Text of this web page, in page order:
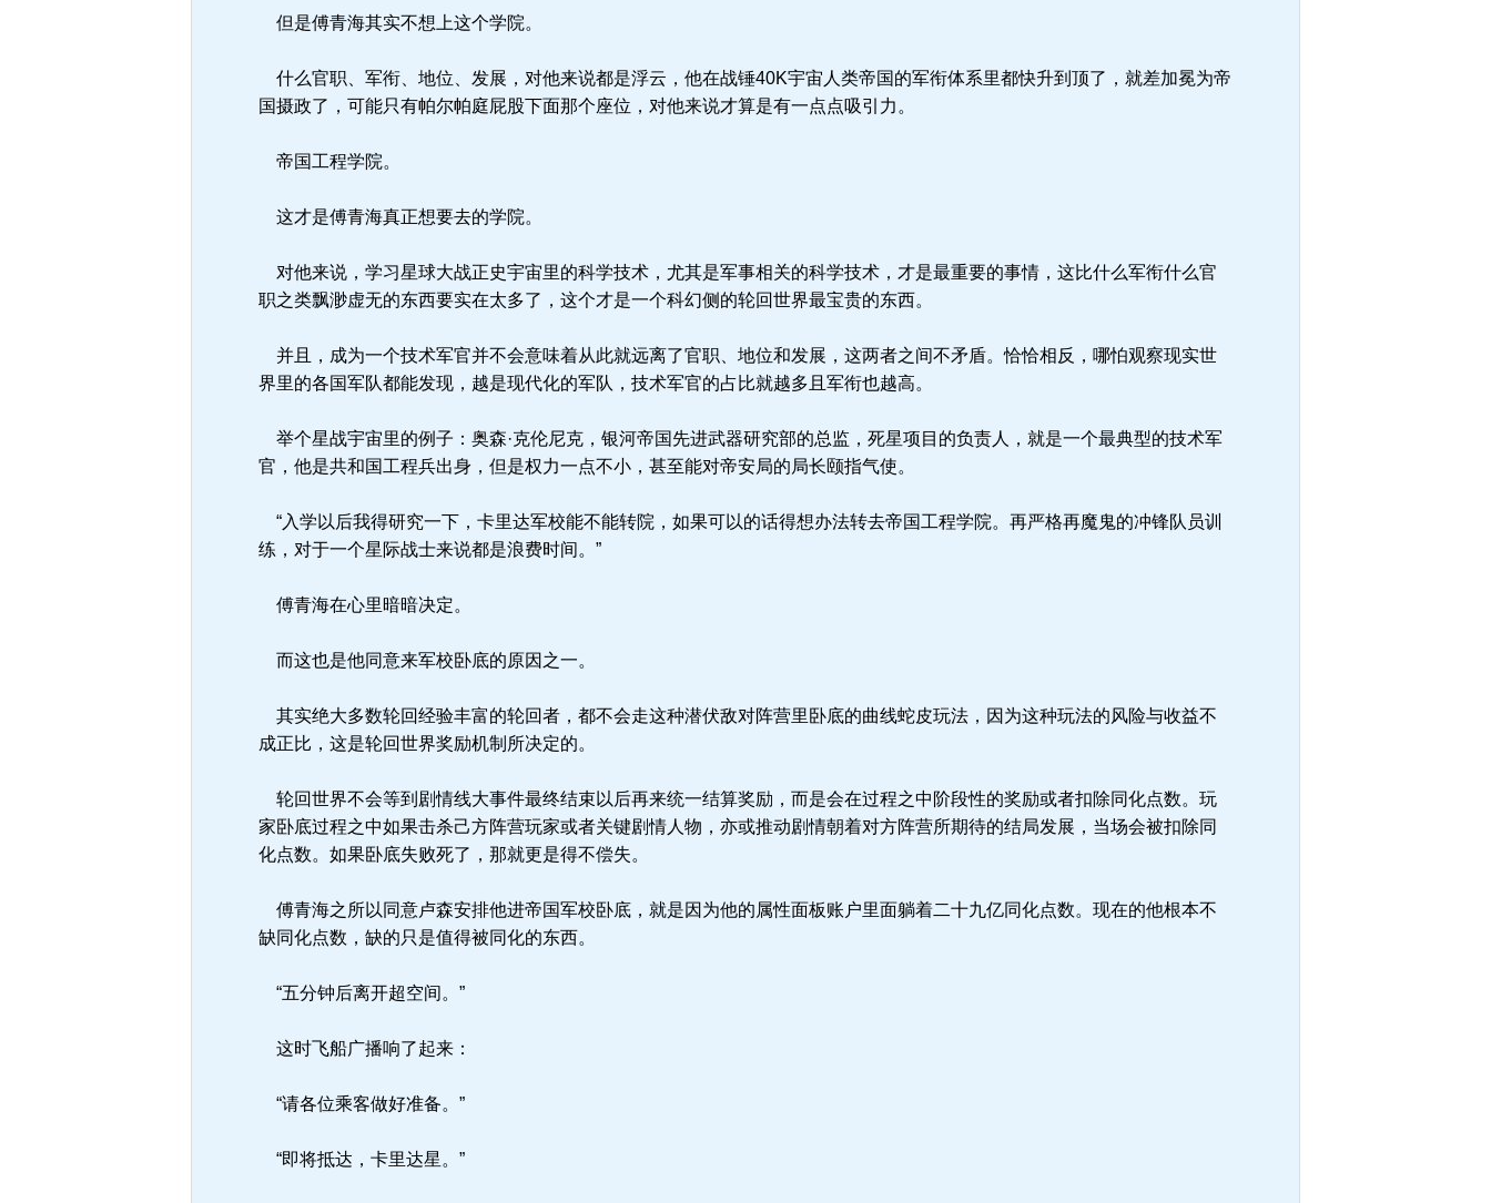
但是傅青海其实不想上这个学院。
什么官职、军衔、地位、发展，对他来说都是浮云，他在战锤40K宇宙人类帝国的军衔体系里都快升到顶了，就差加冕为帝
国摄政了，可能只有帕尔帕庭屁股下面那个座位，对他来说才算是有一点点吸引力。
帝国工程学院。
这才是傅青海真正想要去的学院。
对他来说，学习星球大战正史宇宙里的科学技术，尤其是军事相关的科学技术，才是最重要的事情，这比什么军衔什么官
职之类飘渺虚无的东西要实在太多了，这个才是一个科幻侧的轮回世界最宝贵的东西。
并且，成为一个技术军官并不会意味着从此就远离了官职、地位和发展，这两者之间不矛盾。恰恰相反，哪怕观察现实世
界里的各国军队都能发现，越是现代化的军队，技术军官的占比就越多且军衔也越高。
举个星战宇宙里的例子：奥森·克伦尼克，银河帝国先进武器研究部的总监，死星项目的负责人，就是一个最典型的技术军
官，他是共和国工程兵出身，但是权力一点不小，甚至能对帝安局的局长颐指气使。
“入学以后我得研究一下，卡里达军校能不能转院，如果可以的话得想办法转去帝国工程学院。再严格再魔鬼的冲锋队员训
练，对于一个星际战士来说都是浪费时间。”
傅青海在心里暗暗决定。
而这也是他同意来军校卧底的原因之一。
其实绝大多数轮回经验丰富的轮回者，都不会走这种潜伏敌对阵营里卧底的曲线蛇皮玩法，因为这种玩法的风险与收益不
成正比，这是轮回世界奖励机制所决定的。
轮回世界不会等到剧情线大事件最终结束以后再来统一结算奖励，而是会在过程之中阶段性的奖励或者扣除同化点数。玩
家卧底过程之中如果击杀己方阵营玩家或者关键剧情人物，亦或推动剧情朝着对方阵营所期待的结局发展，当场会被扣除同
化点数。如果卧底失败死了，那就更是得不偿失。
傅青海之所以同意卢森安排他进帝国军校卧底，就是因为他的属性面板账户里面躺着二十九亿同化点数。现在的他根本不
缺同化点数，缺的只是值得被同化的东西。
“五分钟后离开超空间。”
这时飞船广播响了起来：
“请各位乘客做好准备。”
“即将抵达，卡里达星。”